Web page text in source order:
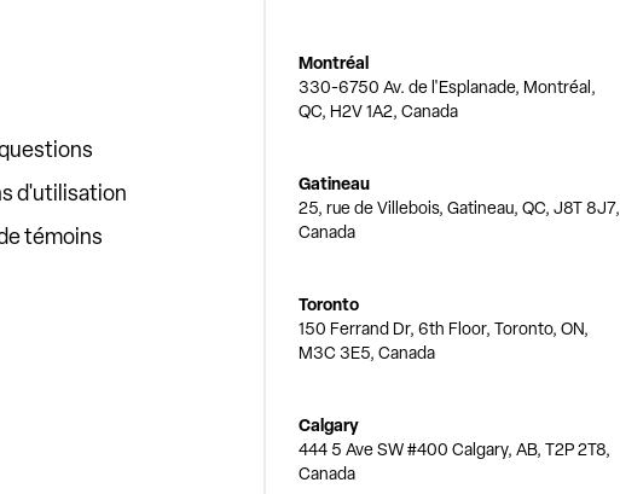
d'utilisation
témoins
Montréal
330-6750 Av. de l'Esplanade, Montréal,
QC, H2V 1A2, Canada
Gatineau
25, rue de Villebois, Gatineau, QC, J8T 8J7,
Canada
Toronto
150 Ferrand Dr, 6th Floor, Toronto, ON,
M3C 3E5, Canada
Calgary
444 5 Ave SW #400 Calgary, AB, T2P 2T8,
Canada